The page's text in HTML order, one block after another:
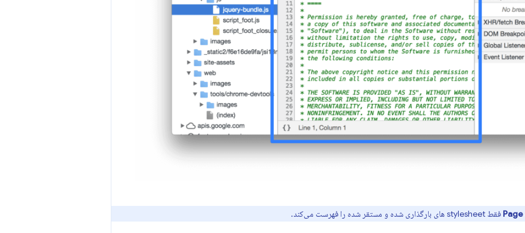
Page فقط stylesheet های بارگذاری شده و مستقر شده را فهرست می‌کند.